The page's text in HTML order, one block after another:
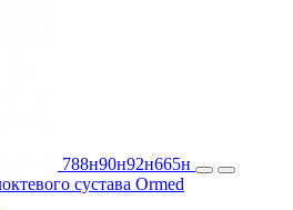
788н90н92н665н
сустава Ormed